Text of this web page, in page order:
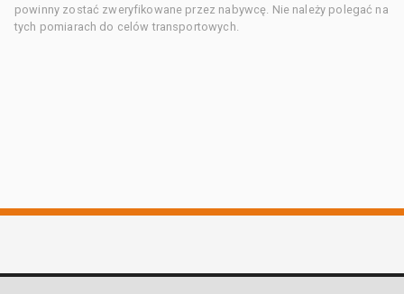
powinny zostać zweryfikowane przez nabywcę. Nie należy polegać na
tych pomiarach do celów transportowych.